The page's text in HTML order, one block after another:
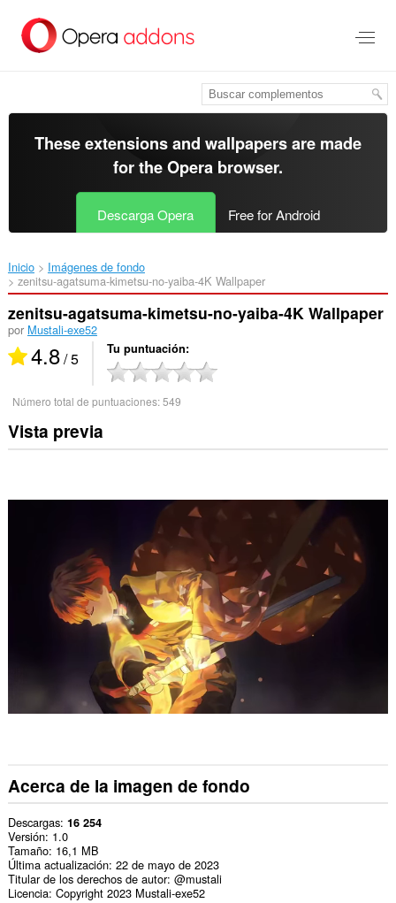
contenido
These extensions and wallpapers are made
for theOpera browser.
Descarga Opera Free for Android
Inicio
Imágenes de fondo
zenitsu-agatsuma-kimetsu-no-yaiba-4K Wallpaper‎
zenitsu-agatsuma-kimetsu-no-yaiba-4K Wallpaper
por Mustali-exe52
4.8/ 5 Tu puntuación
Número total de puntuaciones:549
Vista previa
Acerca de la imagen de fondo
Descargas 16 254
Versión 1.0
Tamaño 16,1 MB
Última actualización 22 de mayo de 2023
Titular de los derechos de autor @mustali
Licencia Copyright 2023 Mustali-exe52